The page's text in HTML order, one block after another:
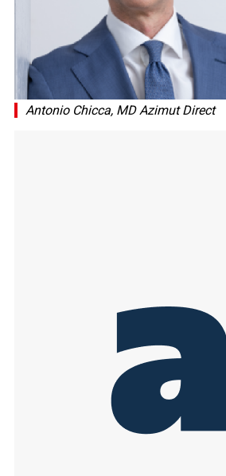
Antonio Chicca, MD Azimut Direct